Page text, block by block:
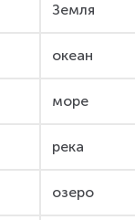
Земля
океан
море
река
озеро